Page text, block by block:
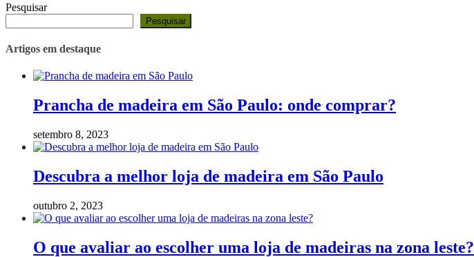
Pesquisar
Pesquisar
Artigos em destaque
Prancha de madeira em São Paulo: onde comprar?
setembro 8, 2023
Descubra a melhor loja de madeira em São Paulo
outubro 2, 2023
O que avaliar ao escolher uma loja de madeiras na zona leste?